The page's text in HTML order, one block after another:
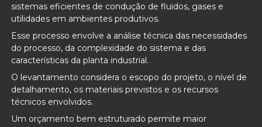
sistemas eficientes de condução de fluidos, gases e
utilidades em ambientes produtivos.
Esse processo envolve a análise técnica das necessidades
do processo, da complexidade do sistema e das
características da planta industrial.
O levantamento considera o escopo do projeto, o nível de
detalhamento, os materiais previstos e os recursos
técnicos envolvidos.
Um orçamento bem estruturado permite maior